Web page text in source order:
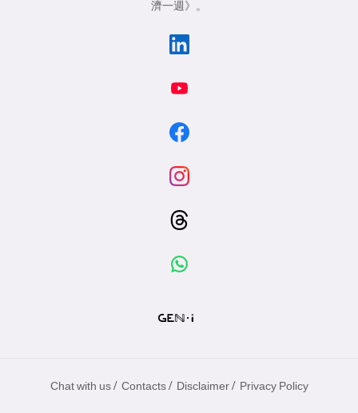
濟一週》
。
Chat with us / Contacts / Disclaimer / Privacy Policy